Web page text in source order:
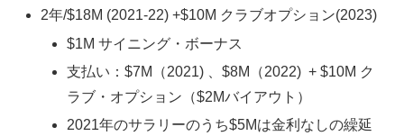
2年/$18M (2021-22) +$10M クラブオプション(2023)
$1M サイニング・ボーナス
支払い：$7M（2021) 、$8M（2022) + $10M ク
ラブ・オプション（$2Mバイアウト）
2021年のサラリーのうち$5Mは金利なしの繰延